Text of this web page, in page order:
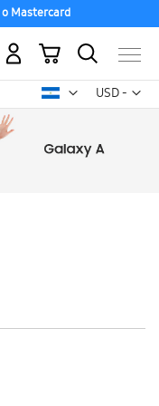
Mastercard
USD -
dólar
Mi carrito